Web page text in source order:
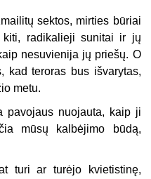
sektos, mirties būriai
radikalieji sunitai ir jų
nesuvienija jų priešų. O
kad teroras bus išvarytas,
metu.
pavojaus nuojauta, kaip ji
mūsų kalbėjimo būdą,
turi ar turėjo kvietistinę,